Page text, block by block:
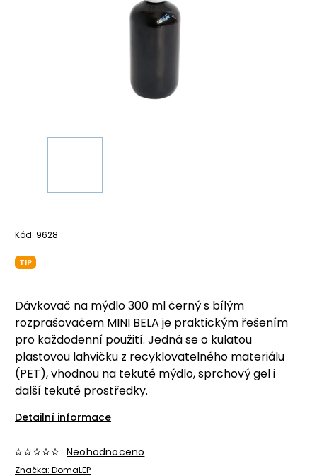
Kód: 9628
TIP
Dávkovač na mýdlo 300 ml černý s bílým
rozprašovačem MINI BELA je praktickým řešením
pro každodenní použití. Jedná se o kulatou
plastovou lahvičku z recyklovatelného materiálu
(PET), vhodnou na tekuté mýdlo, sprchový gel i
další tekuté prostředky.
Detailní informace
Značka: DomaLEP
Neohodnoceno